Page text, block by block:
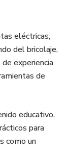
de metal
y efectiva
rectos,
sin riesgos
eléctricas,
del bricolaje,
experiencia
de
educativo,
para
como un